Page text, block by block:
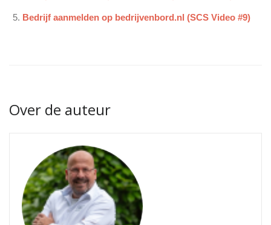
Bedrijf aanmelden op bedrijvenbord.nl (SCS Video #9)
Over de auteur